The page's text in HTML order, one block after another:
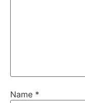
Name *